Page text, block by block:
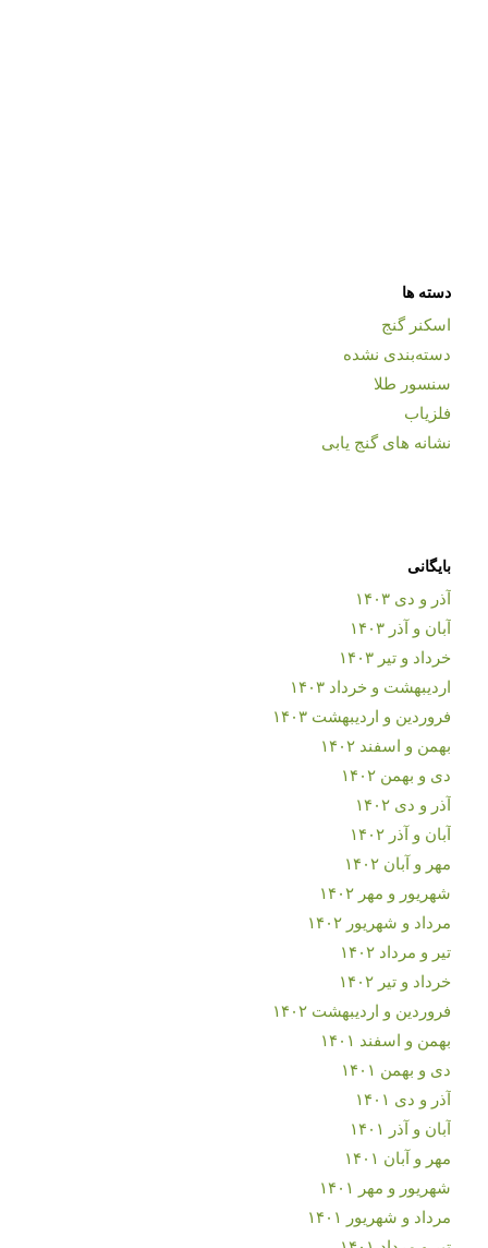
دسته ها
اسکنر گنج
دسته‌بندی نشده
سنسور طلا
فلزیاب
نشانه های گنج یابی
بایگانی
آذر و دی ۱۴۰۳
آبان و آذر ۱۴۰۳
خرداد و تیر ۱۴۰۳
اردیبهشت و خرداد ۱۴۰۳
فروردین و اردیبهشت ۱۴۰۳
بهمن و اسفند ۱۴۰۲
دی و بهمن ۱۴۰۲
آذر و دی ۱۴۰۲
آبان و آذر ۱۴۰۲
مهر و آبان ۱۴۰۲
شهریور و مهر ۱۴۰۲
مرداد و شهریور ۱۴۰۲
تیر و مرداد ۱۴۰۲
خرداد و تیر ۱۴۰۲
فروردین و اردیبهشت ۱۴۰۲
بهمن و اسفند ۱۴۰۱
دی و بهمن ۱۴۰۱
آذر و دی ۱۴۰۱
آبان و آذر ۱۴۰۱
مهر و آبان ۱۴۰۱
شهریور و مهر ۱۴۰۱
مرداد و شهریور ۱۴۰۱